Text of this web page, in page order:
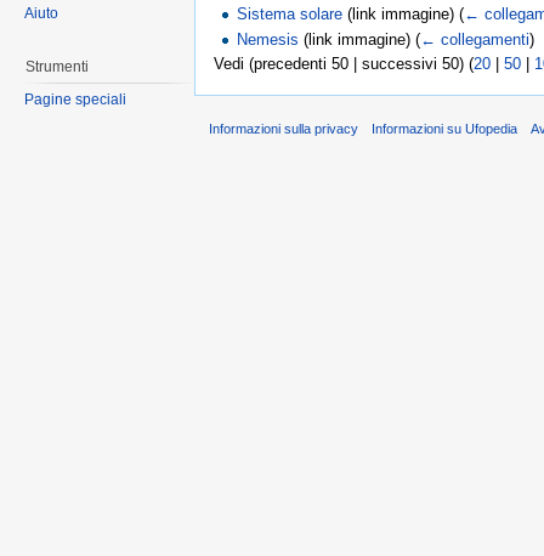
Sistema solare (link immagine)(←
Nemesis (link immagine)(← collegamenti)
Vedi (precedenti 50 | successivi 50) (20 50
Aiuto
Strumenti
Pagine speciali
Informazioni sulla privacy Informazioni su Ufopedia